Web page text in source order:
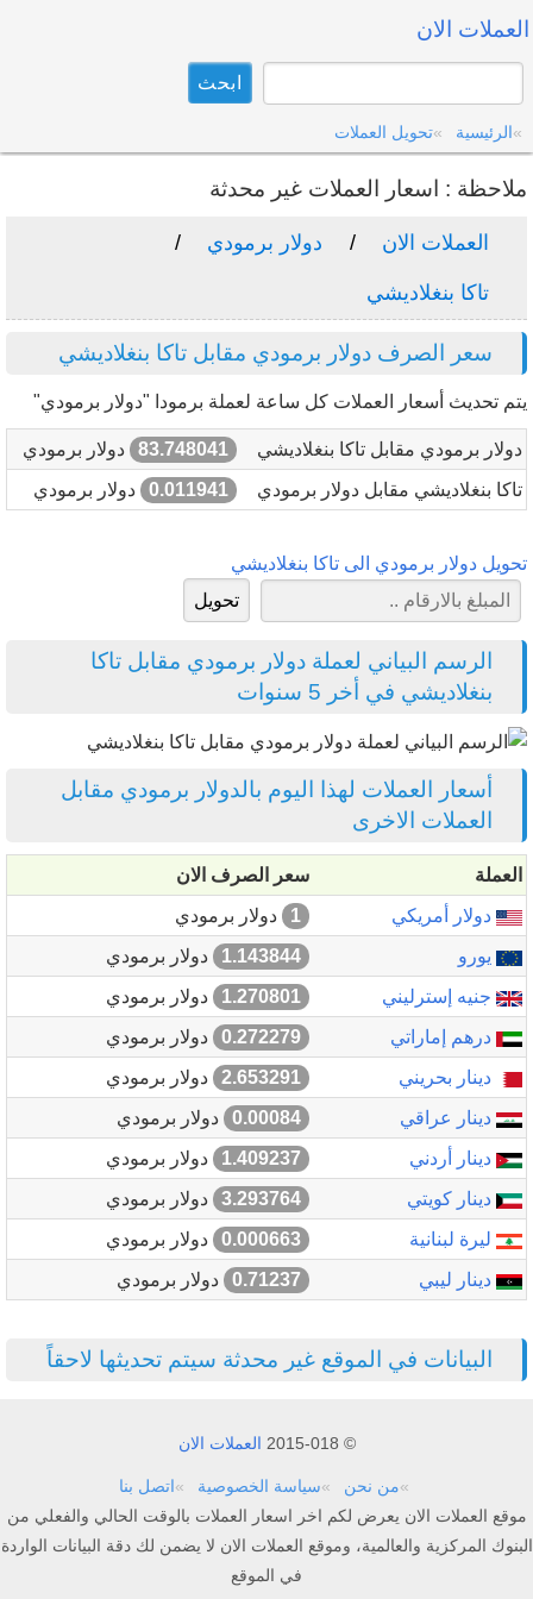
العملات الان
الرئيسية تحويل العملات
ملاحظة : اسعار العملات غير محدثة
العملات الان دولار برمودي
تاكا بنغلاديشي
سعر الصرف دولار برمودي مقابل تاكا بنغلاديشي
يتم تحديث أسعار العملات كل ساعة لعملة برمودا "دولار برمودي"
دولار برمودي مقابل تاكا بنغلاديشي 83.748041
دولار برمودي
تاكا بنغلاديشي مقابل دولار برمودي
0.011941 دولار برمودي
تحويل دولار برمودي الى تاكا بنغلاديشي
الرسم البياني لعملة دولار برمودي مقابل تاكا
بنغلاديشي في أخر 5 سنوات
أسعار العملات لهذا اليوم بالدولار برمودي مقابل
العملات الاخرى
العملة
سعر الصرف الان
دولار أمريكي
1
دولار برمودي
يورو
1.143844
دولار برمودي
جنيه إسترليني
1.270801
دولار برمودي
درهم إماراتي
0.272279
دولار برمودي
دينار بحريني
2.653291
دولار برمودي
دينار عراقي
0.00084
دولار برمودي
دينار أردني
1.409237
دولار برمودي
دينار كويتي
3.293764
دولار برمودي
ليرة لبنانية
0.000663
دولار برمودي
دينار ليبي
0.71237 دولار برمودي
البيانات في الموقع غير محدثة سيتم تحديثها لاحقاً
© 2015-018 العملات الان
من نحن سياسة الخصوصية
اتصل بنا
موقع العملات الان يعرض لكم اخر اسعار العملات بالوقت الحالي والفعلي من
البنوك المركزية والعالمية، وموقع العملات الان لا يضمن لك دقة البيانات الواردة
في الموقع